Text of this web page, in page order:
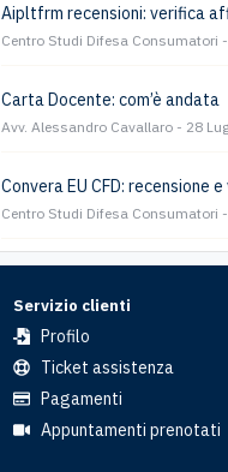
Aipltfrm recensioni: verifica
Centro Studi Difesa Consumatori
Carta Docente: com’è andata
Avv. Alessandro Cavallaro 28
Convera EU CFD: recensione
Centro Studi Difesa Consumatori
Servizio clienti
Profilo
Ticket assistenza
Pagamenti
Appuntamenti prenotati